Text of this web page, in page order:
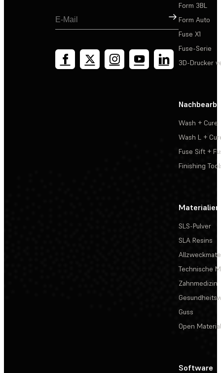
Registrieren
Form 3BL
Form Auto
Fuse X1
Fuse-Serie
3D-Drucker
Wash + Cure
Wash L +
Fuse Sift +
Finishing
Materialien
SLS-Pulver
SLA Resins
Technische
Zahnmedizin
Guss
Open
Software